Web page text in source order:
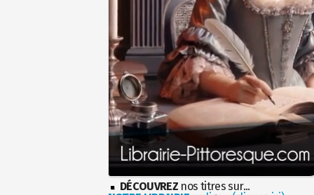
DÉCOUVREZ nos titres sur...